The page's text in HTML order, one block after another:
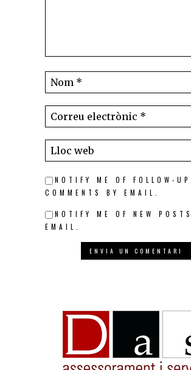
NOTIFY ME OF FOLLOW-UP
COMMENTS BY EMAIL.
NOTIFY ME OF NEW
EMAIL.